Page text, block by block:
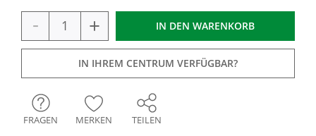
- + IN DEN WARENKORB
IN IHREM CENTRUM VERFÜGBAR?
FRAGEN MERKEN TEILEN